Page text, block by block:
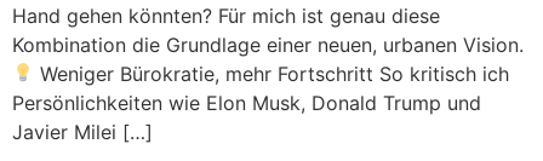
Hand gehen könnten? Für mich ist genau diese
Kombination die Grundlage einer neuen, urbanen Vision.
Weniger Bürokratie, mehr Fortschritt So kritisch ich
Persönlichkeiten wie Elon Musk, Donald Trump und
Javier Milei […]